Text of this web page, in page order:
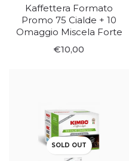
Kaffettera Formato
Promo 75 Cialde + 10
Omaggio Miscela Forte
€10,00
SOLD OUT